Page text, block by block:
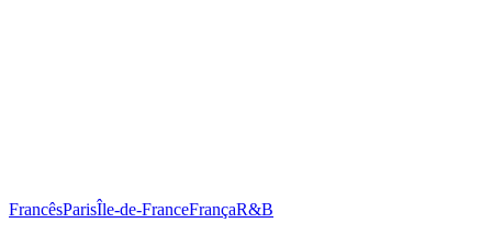
FrancêsParisÎle-de-FranceFrançaR&B